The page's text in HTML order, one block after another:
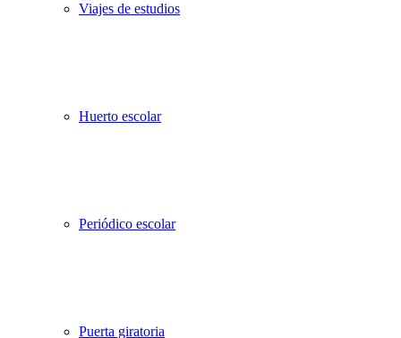
Viajes de estudios
Huerto escolar
Periódico escolar
Puerta giratoria